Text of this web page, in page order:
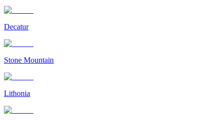
Decatur
Stone Mountain
Lithonia